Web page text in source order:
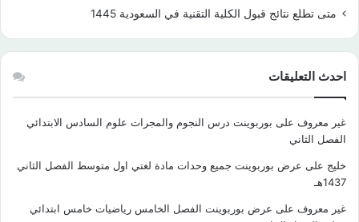
متى تطلع نتائج قبول الكلية التقنية في السعودية 1445
احدث التعليقات
غير معروف على بوربوينت درس النجوم والمجرات علوم السادس الابتدائي
الفصل الثاني
خليج على عرض بوربوينت جميع وحدات مادة لغتي اول متوسط الفصل الثاني
1437هـ
غير معروف على عرض بوربوينت الفصل الخامس رياضيات خامس ابتدائي